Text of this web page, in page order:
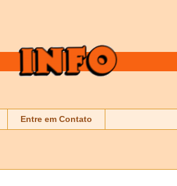
Entre em Contato